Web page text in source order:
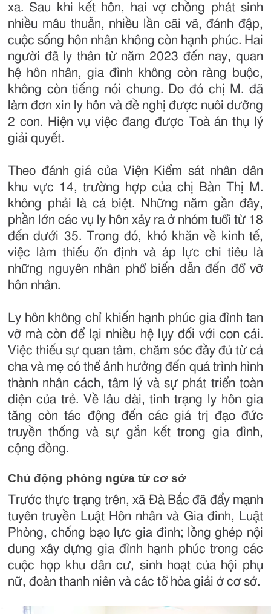
xa. Sau khi kết hôn, hai vợ chồng phát sinh
nhiều mâu thuẫn, nhiều lần cãi vã, đánh đập,
cuộc sống hôn nhân không còn hạnh phúc. Hai
người đã ly thân từ năm 2023 đến nay, quan
hệ hôn nhân, gia đình không còn ràng buộc,
không còn tiếng nói chung. Do đó chị M. đã
làm đơn xin ly hôn và đề nghị được nuôi dưỡng
2 con. Hiện vụ việc đang được Toà án thụ lý
giải quyết.
Theo đánh giá của Viện Kiểm sát nhân dân
khu vực 14, trường hợp của chị Bàn Thị M.
không phải là cá biệt. Những năm gần đây,
phần lớn các vụ ly hôn xảy ra ở nhóm tuổi từ 18
đến dưới 35. Trong đó, khó khăn về kinh tế,
việc làm thiếu ổn định và áp lực chi tiêu là
những nguyên nhân phổ biến dẫn đến đổ vỡ
hôn nhân.
Ly hôn không chỉ khiến hạnh phúc gia đình tan
vỡ mà còn để lại nhiều hệ lụy đối với con cái.
Việc thiếu sự quan tâm, chăm sóc đầy đủ từ cả
cha và mẹ có thể ảnh hưởng đến quá trình hình
thành nhân cách, tâm lý và sự phát triển toàn
diện của trẻ. Về lâu dài, tình trạng ly hôn gia
tăng còn tác động đến các giá trị đạo đức
truyền thống và sự gắn kết trong gia đình,
cộng đồng.
Chủ động phòng ngừa từ cơ sở
Trước thực trạng trên, xã Đà Bắc đã đẩy mạnh
tuyên truyền Luật Hôn nhân và Gia đình, Luật
Phòng, chống bạo lực gia đình; lồng ghép nội
dung xây dựng gia đình hạnh phúc trong các
cuộc họp khu dân cư, sinh hoạt của hội phụ
nữ, đoàn thanh niên và các tổ hòa giải ở cơ sở.